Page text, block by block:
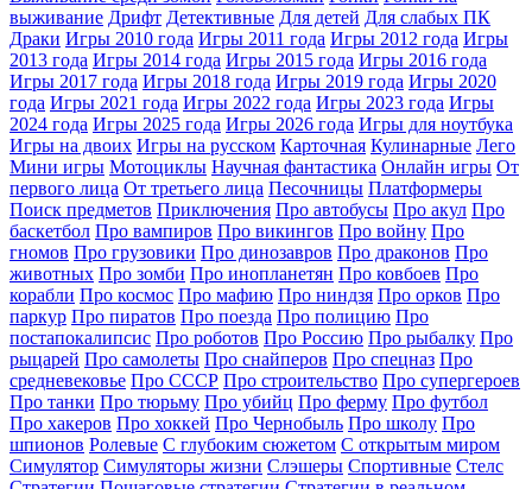
выживание Дрифт Детективные Для детей Для слабых ПК
Драки Игры 2010 года Игры 2011 года Игры 2012 года Игры
2013 года Игры 2014 года Игры 2015 года Игры 2016 года
Игры 2017 года Игры 2018 года Игры 2019 года Игры 2020
года Игры 2021 года Игры 2022 года Игры 2023 года Игры
2024 года Игры 2025 года Игры 2026 года Игры для ноутбука
Игры на двоих Игры на русском Карточная Кулинарные Лего
Мини игры Мотоциклы Научная фантастика Онлайн игры От
первого лица От третьего лица Песочницы Платформеры
Поиск предметов Приключения Про автобусы Про акул Про
баскетбол Про вампиров Про викингов Про войну Про
гномов Про грузовики Про динозавров Про драконов Про
животных Про зомби Про инопланетян Про ковбоев Про
корабли Про космос Про мафию Про ниндзя Про орков Про
паркур Про пиратов Про поезда Про полицию Про
постапокалипсис Про роботов Про Россию Про рыбалку Про
рыцарей Про самолеты Про снайперов Про спецназ Про
средневековье Про СССР Про строительство Про супергероев
Про танки Про тюрьму Про убийц Про ферму Про футбол
Про хакеров Про хоккей Про Чернобыль Про школу Про
шпионов Ролевые С глубоким сюжетом С открытым миром
Симулятор Симуляторы жизни Слэшеры Спортивные Стелс